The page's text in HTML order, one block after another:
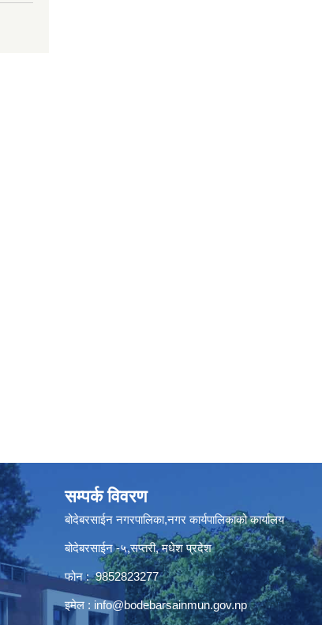
सम्पर्क विवरण
बोदेबरसाईन नगरपालिका,नगर कार्यपालिकाको कार्यालय
बोदेबरसाईन -५,सप्तरी, मधेश प्रदेश
फोन : 9852823277
इमेल : info@bodebarsainmun.gov.np